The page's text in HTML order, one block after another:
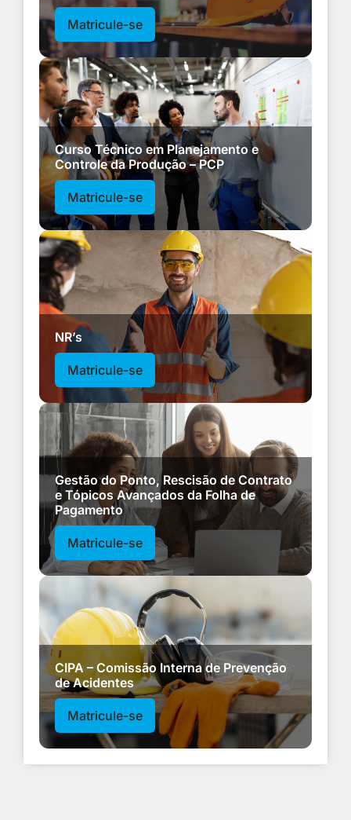
Matricule-se
Curso Técnico em Planejamento e
Controle da Produção – PCP
Matricule-se
NR’s
Matricule-se
Gestão do Ponto, Rescisão de Contrato
e Tópicos Avançados da Folha de
Pagamento
Matricule-se
CIPA – Comissão Interna de Prevenção
de Acidentes
Matricule-se